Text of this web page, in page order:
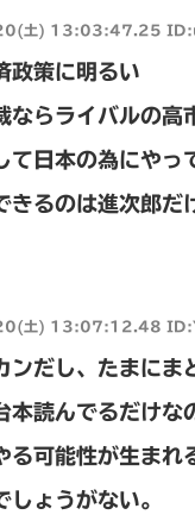
土) 13:03:47.25
政策に明るい
ならライバルの高
て日本の為にやっ
きるのは進次郎だ
土) 13:07:12.48
ンだし、たまにま
本読んでるだけな
る可能性が生まれ
ょうがない。